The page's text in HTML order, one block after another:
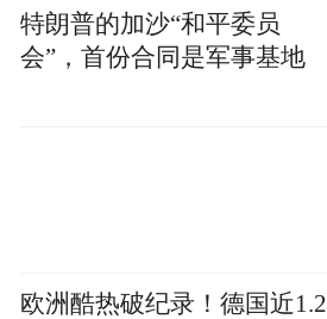
特朗普的加沙“和平委员
会”，首份合同是军事基地
欧洲酷热破纪录！德国近1.2